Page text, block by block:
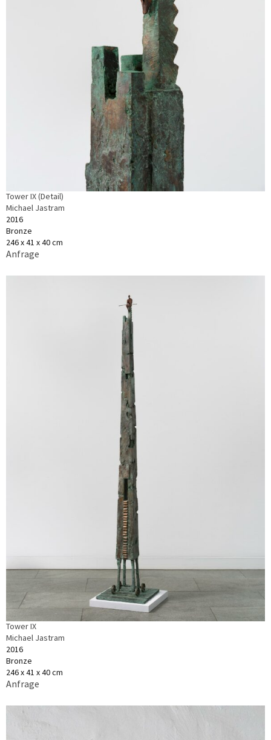
Tower IX (Detail)
Michael Jastram
2016
Bronze
246 x 41 x 40 cm
Anfrage
Tower IX
Michael Jastram
2016
Bronze
246 x 41 x 40 cm
Anfrage